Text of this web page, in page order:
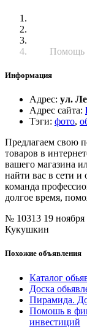
Помощь
Информация
Адрес: ул.
Адрес сайта:
Тэги: фото,
Предлагаем свою
товаров в
вашего магазина
найти вас в сети и
команда
долгое время,
№ 10313 19
Кукушкин
Похожие объявления
Каталог
Доска
Пирамида.
Помошь в
инвестиций